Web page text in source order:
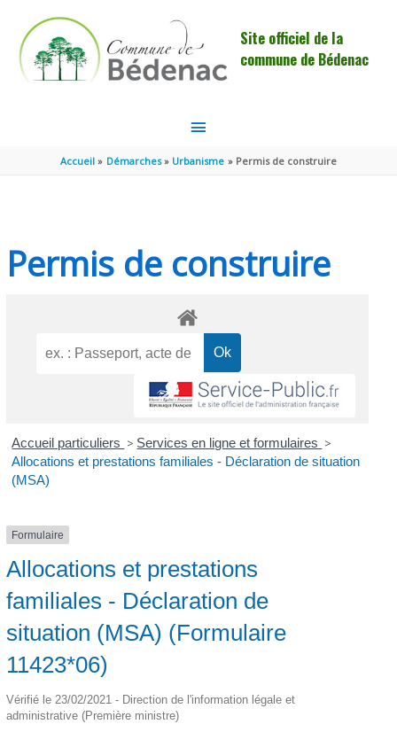
Site officiel de la
commune de Bédenac
MENU
PRINCIPAL
Accueil Démarches Urbanisme Permis de construire
Permis de construire
Accueil particuliers > Services en ligne et formulaires >
Allocations et prestations familiales - Déclaration de situation
(MSA)
Formulaire
Allocations et prestations
familiales - Déclaration de
situation (MSA) (Formulaire
11423*06)
Vérifié le 23/02/2021 - Direction de l'information légale et
administrative (Première ministre)